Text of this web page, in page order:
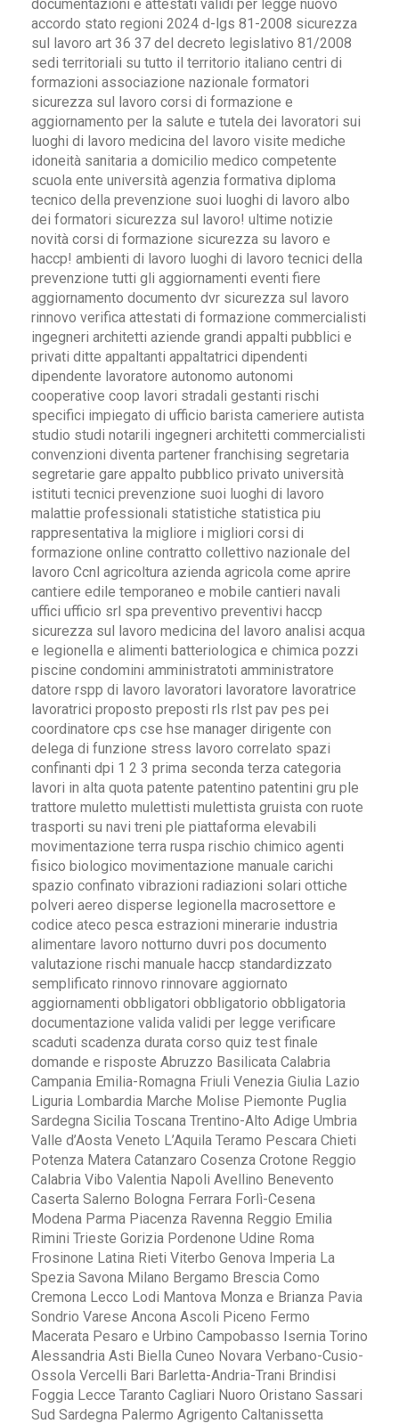
documentazioni e attestati validi per legge nuovo
accordo stato regioni 2024 d-lgs 81-2008 sicurezza
sul lavoro art 36 37 del decreto legislativo 81/2008
sedi territoriali su tutto il territorio italiano centri di
formazioni associazione nazionale formatori
sicurezza sul lavoro corsi di formazione e
aggiornamento per la salute e tutela dei lavoratori sui
luoghi di lavoro medicina del lavoro visite mediche
idoneità sanitaria a domicilio medico competente
scuola ente università agenzia formativa diploma
tecnico della prevenzione suoi luoghi di lavoro albo
dei formatori sicurezza sul lavoro! ultime notizie
novità corsi di formazione sicurezza su lavoro e
haccp! ambienti di lavoro luoghi di lavoro tecnici della
prevenzione tutti gli aggiornamenti eventi fiere
aggiornamento documento dvr sicurezza sul lavoro
rinnovo verifica attestati di formazione commercialisti
ingegneri architetti aziende grandi appalti pubblici e
privati ditte appaltanti appaltatrici dipendenti
dipendente lavoratore autonomo autonomi
cooperative coop lavori stradali gestanti rischi
specifici impiegato di ufficio barista cameriere autista
studio studi notarili ingegneri architetti commercialisti
convenzioni diventa partener franchising segretaria
segretarie gare appalto pubblico privato università
istituti tecnici prevenzione suoi luoghi di lavoro
malattie professionali statistiche statistica piu
rappresentativa la migliore i migliori corsi di
formazione online contratto collettivo nazionale del
lavoro Ccnl agricoltura azienda agricola come aprire
cantiere edile temporaneo e mobile cantieri navali
uffici ufficio srl spa preventivo preventivi haccp
sicurezza sul lavoro medicina del lavoro analisi acqua
e legionella e alimenti batteriologica e chimica pozzi
piscine condomini amministratoti amministratore
datore rspp di lavoro lavoratori lavoratore lavoratrice
lavoratrici proposto preposti rls rlst pav pes pei
coordinatore cps cse hse manager dirigente con
delega di funzione stress lavoro correlato spazi
confinanti dpi 1 2 3 prima seconda terza categoria
lavori in alta quota patente patentino patentini gru ple
trattore muletto mulettisti mulettista gruista con ruote
trasporti su navi treni ple piattaforma elevabili
movimentazione terra ruspa rischio chimico agenti
fisico biologico movimentazione manuale carichi
spazio confinato vibrazioni radiazioni solari ottiche
polveri aereo disperse legionella macrosettore e
codice ateco pesca estrazioni minerarie industria
alimentare lavoro notturno duvri pos documento
valutazione rischi manuale haccp standardizzato
semplificato rinnovo rinnovare aggiornato
aggiornamenti obbligatori obbligatorio obbligatoria
documentazione valida validi per legge verificare
scaduti scadenza durata corso quiz test finale
domande e risposte Abruzzo Basilicata Calabria
Campania Emilia-Romagna Friuli Venezia Giulia Lazio
Liguria Lombardia Marche Molise Piemonte Puglia
Sardegna Sicilia Toscana Trentino-Alto Adige Umbria
Valle d’Aosta Veneto L’Aquila Teramo Pescara Chieti
Potenza Matera Catanzaro Cosenza Crotone Reggio
Calabria Vibo Valentia Napoli Avellino Benevento
Caserta Salerno Bologna Ferrara Forlì-Cesena
Modena Parma Piacenza Ravenna Reggio Emilia
Rimini Trieste Gorizia Pordenone Udine Roma
Frosinone Latina Rieti Viterbo Genova Imperia La
Spezia Savona Milano Bergamo Brescia Como
Cremona Lecco Lodi Mantova Monza e Brianza Pavia
Sondrio Varese Ancona Ascoli Piceno Fermo
Macerata Pesaro e Urbino Campobasso Isernia Torino
Alessandria Asti Biella Cuneo Novara Verbano-Cusio-
Ossola Vercelli Bari Barletta-Andria-Trani Brindisi
Foggia Lecce Taranto Cagliari Nuoro Oristano Sassari
Sud Sardegna Palermo Agrigento Caltanissetta